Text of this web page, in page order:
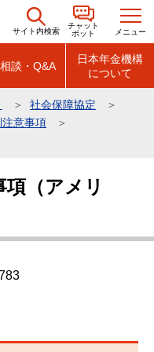
サイト内検索
チャット
ボット
メニュー
談・Q&A
日本年金機構
について
社会保障協定
意事項
（アメリ